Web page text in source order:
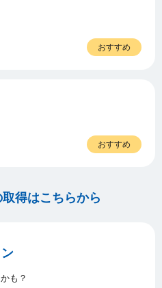
おすすめ
おすすめ
得はこちらから
も？